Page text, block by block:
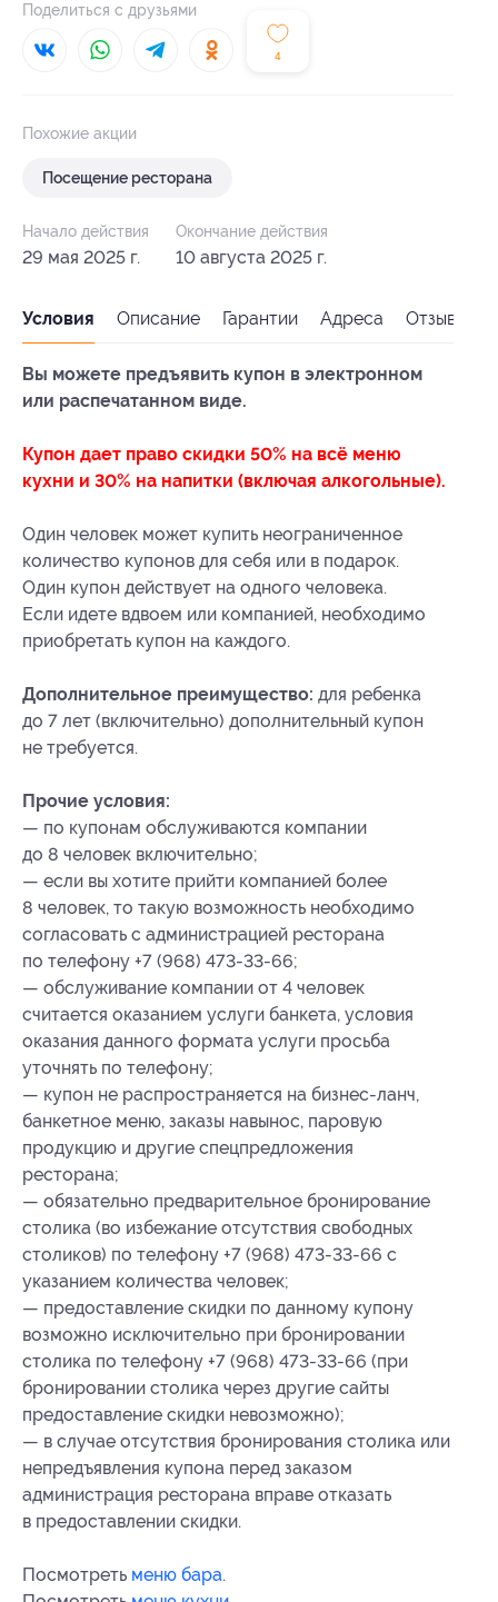
4
Поделиться с друзьями
Похожие акции
Посещение ресторана
Начало действия
29 мая 2025 г.
Окончание действия
10 августа 2025 г.
Условия Описание Гарантии Адреса Отзывы
Вы можете предъявить купон в электронном
или распечатанном виде.
Купон дает право скидки 50% на всё меню
кухни и 30% на напитки (включая алкогольные).
Один человек может купить неограниченное
количество купонов для себя или в подарок.
Один купон действует на одного человека.
Если идете вдвоем или компанией, необходимо
приобретать купон на каждого.
Дополнительное преимущество: для ребенка
до 7 лет (включительно) дополнительный купон
не требуется.
Прочие условия:
— по купонам обслуживаются компании
до 8 человек включительно;
— если вы хотите прийти компанией более
8 человек, то такую возможность необходимо
согласовать с администрацией ресторана
по телефону +7 (968) 473-33-66;
— обслуживание компании от 4 человек
считается оказанием услуги банкета, условия
оказания данного формата услуги просьба
уточнять по телефону;
— купон не распространяется на бизнес-ланч,
банкетное меню, заказы навынос, паровую
продукцию и другие спецпредложения
ресторана;
— обязательно предварительное бронирование
столика (во избежание отсутствия свободных
столиков) по телефону +7 (968) 473-33-66 с
указанием количества человек;
— предоставление скидки по данному купону
возможно исключительно при бронировании
столика по телефону +7 (968) 473-33-66 (при
бронировании столика через другие сайты
предоставление скидки невозможно);
— в случае отсутствия бронирования столика или
непредъявления купона перед заказом
администрация ресторана вправе отказать
в предоставлении скидки.
Посмотреть меню бара.